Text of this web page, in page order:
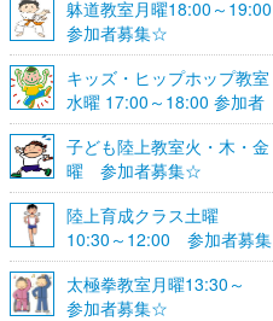
躰道教室月曜18:00～19:00
参加者募集☆
キッズ・ヒップホップ教室
水曜 17:00～18:00 参加者
募集☆
子ども陸上教室火・木・金
曜 参加者募集☆
陸上育成クラス土曜
10:30～12:00 参加者募集
☆
太極拳教室月曜13:30～
参加者募集☆